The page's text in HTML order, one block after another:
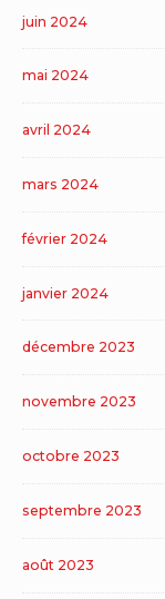
juin 2024
mai 2024
avril 2024
mars 2024
février 2024
janvier 2024
décembre 2023
novembre 2023
octobre 2023
septembre 2023
août 2023